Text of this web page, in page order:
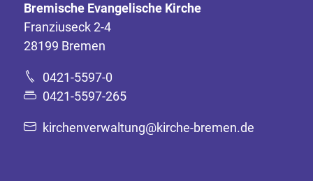
Bremische Evangelische Kirche
Franziuseck 2-4
28199 Bremen
0421-5597-0
0421-5597-265
kirchenverwaltung@kirche-bremen.de